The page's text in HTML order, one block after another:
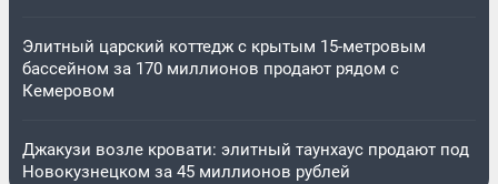
Элитный царский коттедж c крытым 15-метровым
бассейном за 170 миллионов продают рядом с
Кемеровом
Джакузи возле кровати: элитный таунхаус продают под
Новокузнецком за 45 миллионов рублей